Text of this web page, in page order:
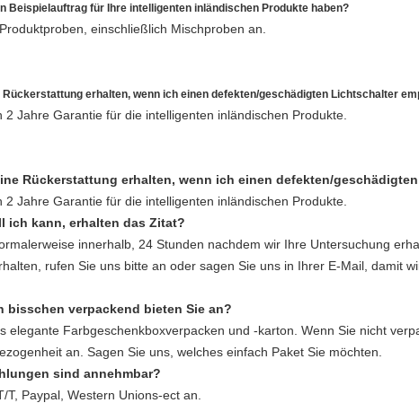
Beispielauftrag für Ihre intelligenten inländischen Produkte haben?
einschließlich Mischproben an.
Rückerstattung erhalten, wenn ich einen defekten/geschädigten Lichtschalter
2 Jahre Garantie für die intelligenten inländischen Produkte.
Rückerstattung erhalten, wenn ich einen defekten/
2 Jahre Garantie für die intelligenten inländischen Produkte.
ich kann, erhalten das Zitat?
innerhalb, 24 Stunden nachdem wir Ihre Untersuchung
rufen Sie uns bitte an oder sagen Sie uns in Ihrer E-Mail, damit
bisschen verpackend bieten Sie an?
elegante Farbgeschenkboxverpacken und -karton. Wenn Sie nicht
an. Sagen Sie uns, welches einfach Paket Sie möchten.
sind annehmbar?
T, Paypal, Western Unions-ect an.